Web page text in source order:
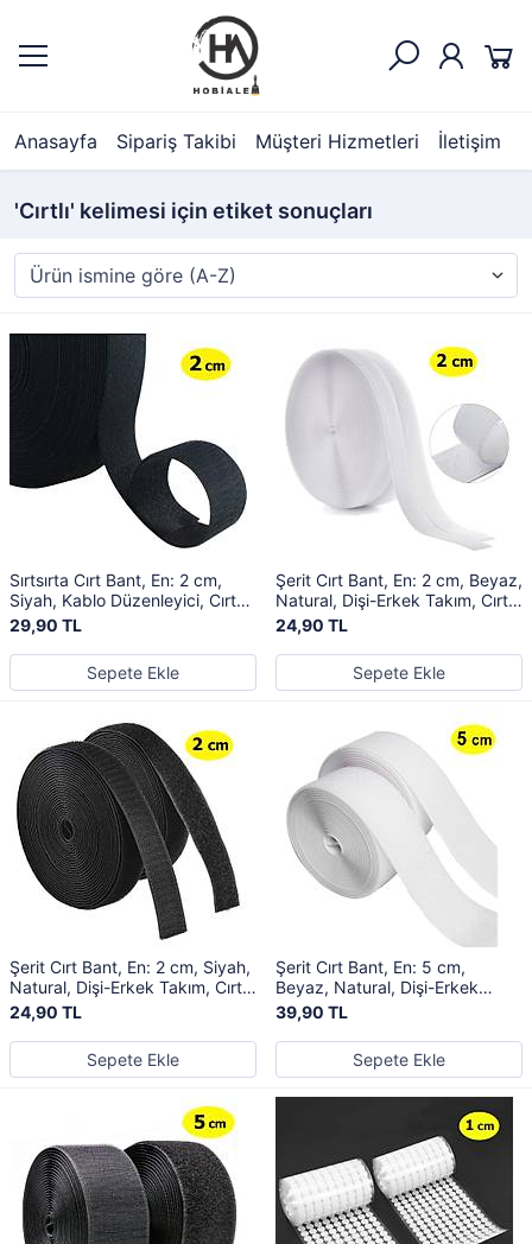
Anasayfa Sipariş Takibi Müşteri Hizmetleri İletişim
'Cırtlı' kelimesi için etiket sonuçları
Sırtsırta Cırt Bant, En: 2 cm,
Siyah, Kablo Düzenleyici, Cırt
Bağı, Şerit Cırt, Cırt Cırtlı Bant
29,90 TL
Sepete Ekle
Şerit Cırt Bant, En: 2 cm, Beyaz,
Natural, Dişi-Erkek Takım, Cırt
Cırtlı Bant
24,90 TL
Sepete Ekle
Şerit Cırt Bant, En: 2 cm, Siyah,
Natural, Dişi-Erkek Takım, Cırt
Cırtlı Bant
24,90 TL
Sepete Ekle
Şerit Cırt Bant, En: 5 cm,
Beyaz, Natural, Dişi-Erkek
Takım, Cırt Cırtlı Bant
39,90 TL
Sepete Ekle